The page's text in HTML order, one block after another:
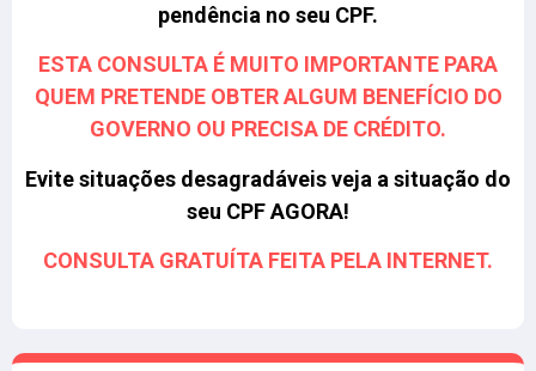
pendência no seu CPF.
ESTA CONSULTA É MUITO IMPORTANTE PARA
QUEM PRETENDE OBTER ALGUM BENEFÍCIO DO
GOVERNO OU PRECISA DE CRÉDITO.
Evite situações desagradáveis veja a situação do
seu CPF AGORA!
CONSULTA GRATUÍTA FEITA PELA INTERNET.